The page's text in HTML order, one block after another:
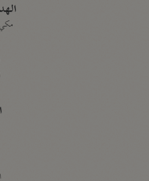
مكي